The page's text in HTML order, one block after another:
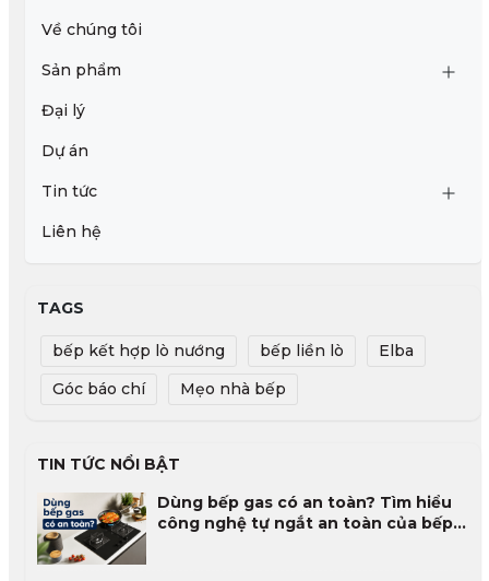
Về chúng tôi
Sản phẩm
Đại lý
Dự án
Tin tức
Liên hệ
TAGS
bếp kết hợp lò nướng bếp liền lò
Elba
Góc báo chí
Mẹo nhà bếp
TIN TỨC NỔI BẬT
Dùng bếp gas có an toàn? Tìm hiểu
công nghệ tự ngắt an toàn của bếp